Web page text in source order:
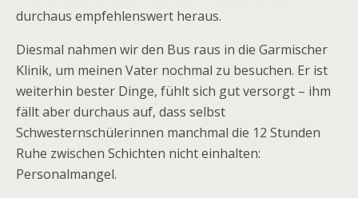
durchaus empfehlenswert heraus.
Diesmal nahmen wir den Bus raus in die Garmischer
Klinik, um meinen Vater nochmal zu besuchen. Er ist
weiterhin bester Dinge, fühlt sich gut versorgt – ihm
fällt aber durchaus auf, dass selbst
Schwesternschülerinnen manchmal die 12 Stunden
Ruhe zwischen Schichten nicht einhalten:
Personalmangel.